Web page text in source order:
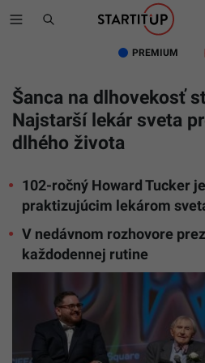
PREMIUM
Šanca na dlhovekosť
Najstarší lekár sveta
dlhého života
102-ročný Howard Tucker
praktizujúcim lekárom
V nedávnom rozhovore
každodennej rutine